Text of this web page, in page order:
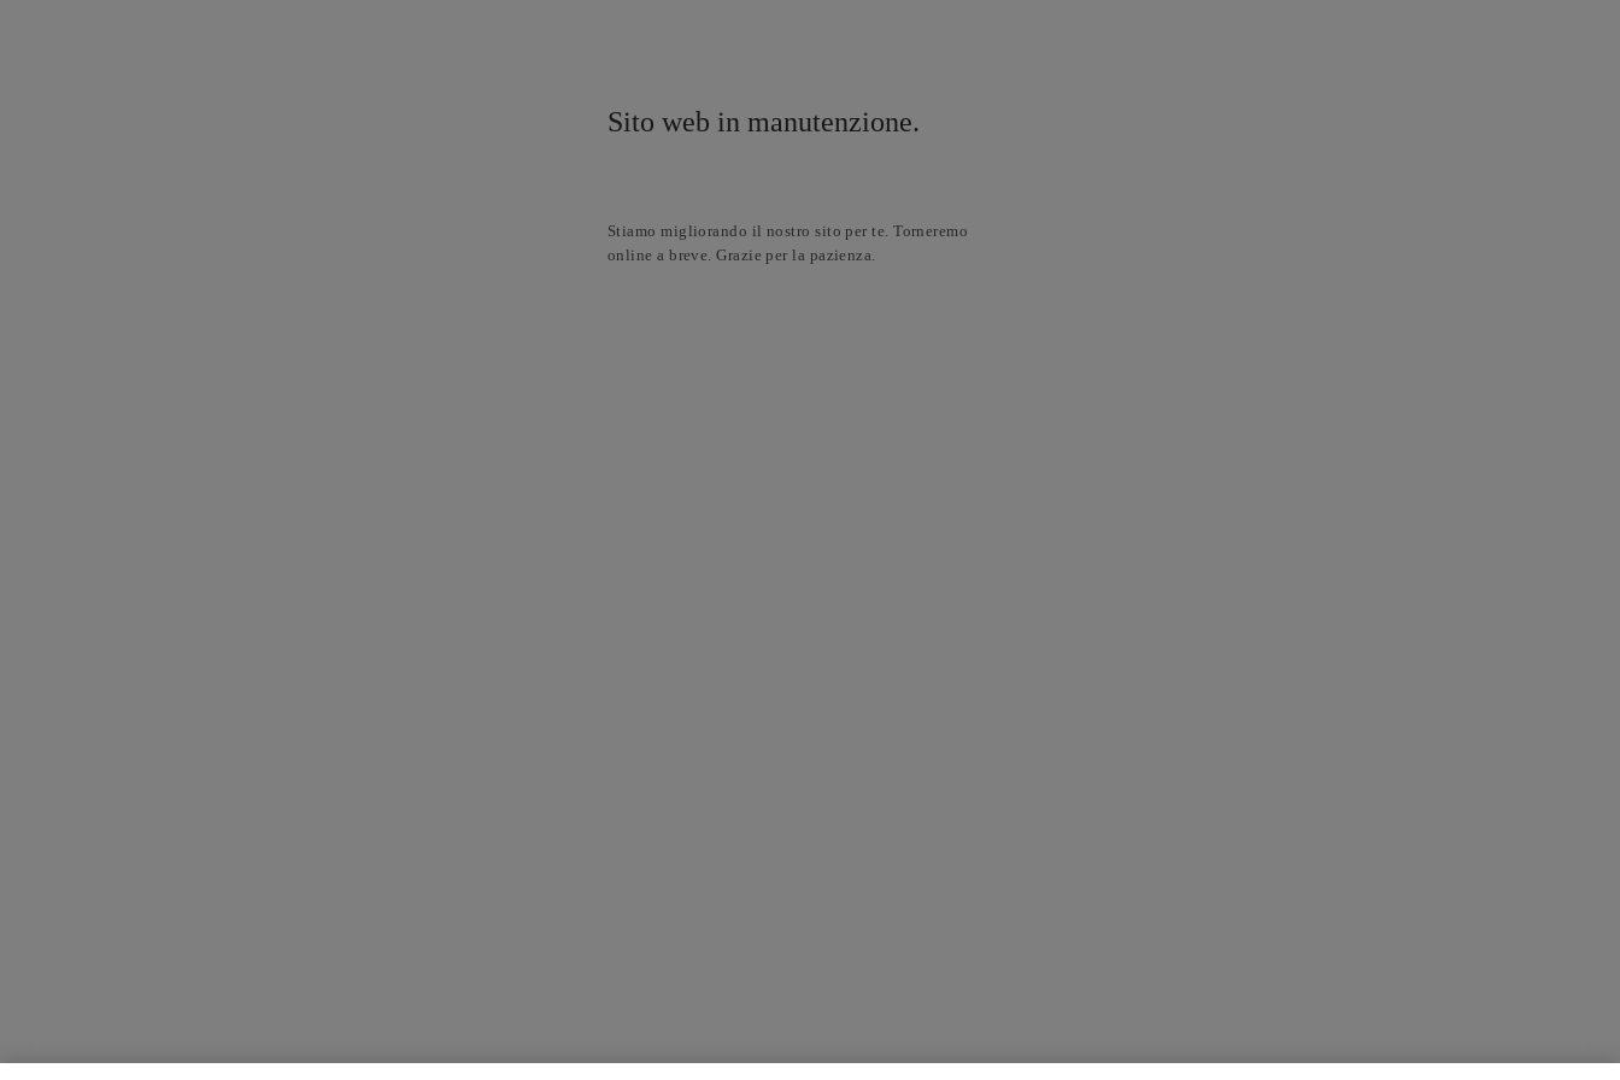
Sito web in manutenzione.
Stiamo migliorando il nostro sito per te. Torneremo
online a breve. Grazie per la pazienza.